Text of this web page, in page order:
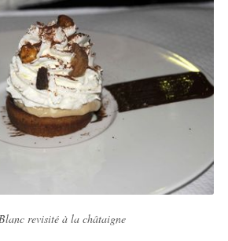
revisité à la châtaigne